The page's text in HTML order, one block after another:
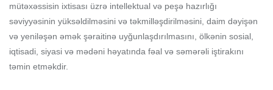
mütəxəssisin ixtisası üzrə intellektual və peşə hazırlığı
səviyyəsinin yüksəldilməsini və təkmilləşdirilməsini, daim dəyişən
və yeniləşən əmək şəraitinə uyğunlaşdırılmasını, ölkənin sosial,
iqtisadi, siyasi və mədəni həyatında fəal və səmərəli iştirakını
təmin etməkdir.